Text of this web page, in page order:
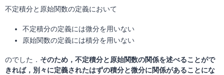
不定積分と原始関数の定義において
不定積分の定義には微分を用いない
原始関数の定義には積分を用いない
のでした． そのため，不定積分と原始関数の関係を述べることがで
きれば，別々に定義されたはずの積分と微分に関係があることにな